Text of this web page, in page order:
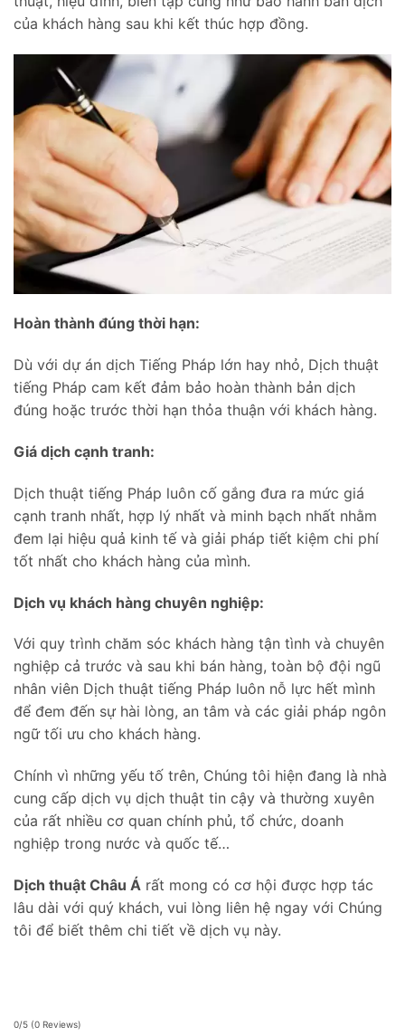
của khách hàng sau khi kết thúc hợp đồng.
Hoàn thành đúng thời hạn:
Dù với dự án dịch Tiếng Pháp lớn hay nhỏ, Dịch thuật
tiếng Pháp cam kết đảm bảo hoàn thành bản dịch
đúng hoặc trước thời hạn thỏa thuận với khách hàng.
Giá dịch cạnh tranh:
Dịch thuật tiếng Pháp luôn cố gắng đưa ra mức giá
cạnh tranh nhất, hợp lý nhất và minh bạch nhất nhằm
đem lại hiệu quả kinh tế và giải pháp tiết kiệm chi phí
tốt nhất cho khách hàng của mình.
Dịch vụ khách hàng chuyên nghiệp:
Với quy trình chăm sóc khách hàng tận tình và chuyên
nghiệp cả trước và sau khi bán hàng, toàn bộ đội ngũ
nhân viên Dịch thuật tiếng Pháp luôn nỗ lực hết mình
để đem đến sự hài lòng, an tâm và các giải pháp ngôn
ngữ tối ưu cho khách hàng.
Chính vì những yếu tố trên, Chúng tôi hiện đang là nhà
cung cấp dịch vụ dịch thuật tin cậy và thường xuyên
của rất nhiều cơ quan chính phủ, tổ chức, doanh
nghiệp trong nước và quốc tế…
Dịch thuật Châu Á rất mong có cơ hội được hợp tác
lâu dài với quý khách, vui lòng liên hệ ngay với Chúng
tôi để biết thêm chi tiết về dịch vụ này.
0/5 (0 Reviews)